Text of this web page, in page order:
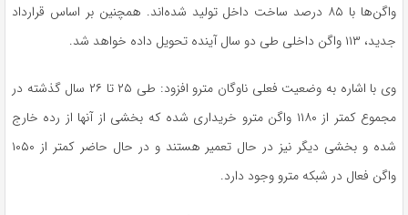
واگن‌ها با ۸۵ درصد ساخت داخل تولید شده‌اند. همچنین بر اساس قرارداد
جدید، ۱۱۳ واگن داخلی طی دو سال آینده تحویل داده خواهد شد.
وی با اشاره به وضعیت فعلی ناوگان مترو افزود: طی ۲۵ تا ۲۶ سال گذشته در
مجموع کمتر از ۱۱۸۰ واگن مترو خریداری شده که بخشی از آنها از رده خارج
شده و بخشی دیگر نیز در حال تعمیر هستند و در حال حاضر کمتر از ۱۰۵۰
واگن فعال در شبکه مترو وجود دارد.